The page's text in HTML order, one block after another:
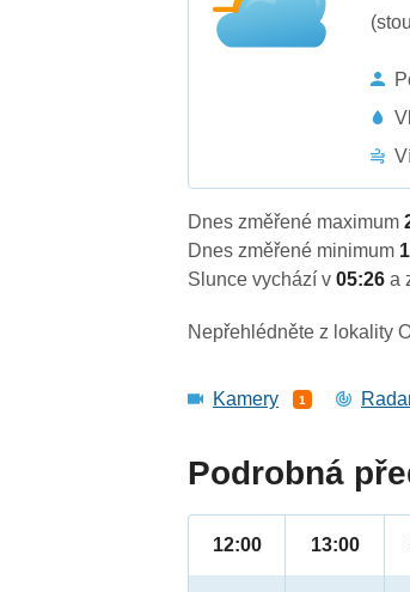
Dnes změřené maximum
Dnes změřené minimum
Slunce vychází v05:26a
Nepřehlédněte z lokality
Kamery 1
Podrobná
12:00 13:00